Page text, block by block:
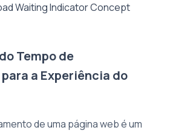
Waiting Indicator Concept
Tempo de
a Experiência do
de uma página web é um